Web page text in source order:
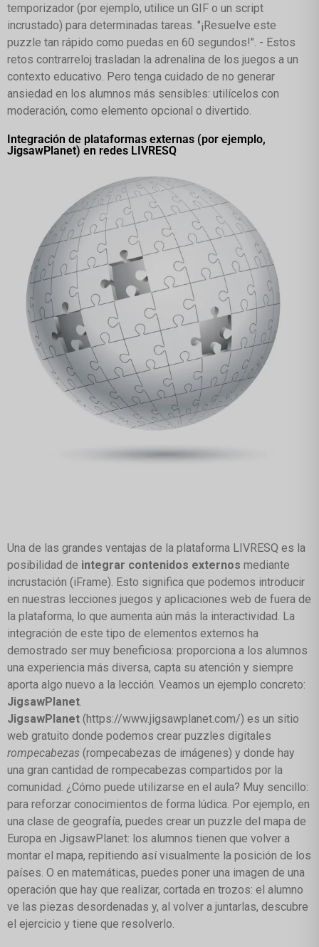
temporizador (por ejemplo, utilice un GIF o un script
incrustado) para determinadas tareas. "¡Resuelve este
puzzle tan rápido como puedas en 60 segundos!". - Estos
retos contrarreloj trasladan la adrenalina de los juegos a un
contexto educativo. Pero tenga cuidado de no generar
ansiedad en los alumnos más sensibles: utilícelos con
moderación, como elemento opcional o divertido.
Integración de plataformas externas (por ejemplo,
JigsawPlanet) en redes LIVRESQ
Una de las grandes ventajas de la plataforma LIVRESQ es la
posibilidad de integrar contenidos externos mediante
incrustación (iFrame). Esto significa que podemos introducir
en nuestras lecciones juegos y aplicaciones web de fuera de
la plataforma, lo que aumenta aún más la interactividad. La
integración de este tipo de elementos externos ha
demostrado ser muy beneficiosa: proporciona a los alumnos
una experiencia más diversa, capta su atención y siempre
aporta algo nuevo a la lección. Veamos un ejemplo concreto:
JigsawPlanet
JigsawPlanet (https://www.jigsawplanet.com/) es un sitio
web gratuito donde podemos crear puzzles digitales
rompecabezas (rompecabezas de imágenes) y donde hay
una gran cantidad de rompecabezas compartidos por la
comunidad. ¿Cómo puede utilizarse en el aula? Muy sencillo:
para reforzar conocimientos de forma lúdica. Por ejemplo, en
una clase de geografía, puedes crear un puzzle del mapa de
Europa en JigsawPlanet: los alumnos tienen que volver a
montar el mapa, repitiendo así visualmente la posición de los
países. O en matemáticas, puedes poner una imagen de una
operación que hay que realizar, cortada en trozos: el alumno
ve las piezas desordenadas y, al volver a juntarlas, descubre
el ejercicio y tiene que resolverlo.